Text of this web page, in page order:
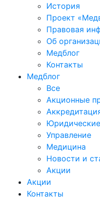
История
Проект
Правовая
Об
Медблог
Контакты
Медблог
Все
Акционные
Управление
Медицина
Новости и
Акции
Акции
Контакты